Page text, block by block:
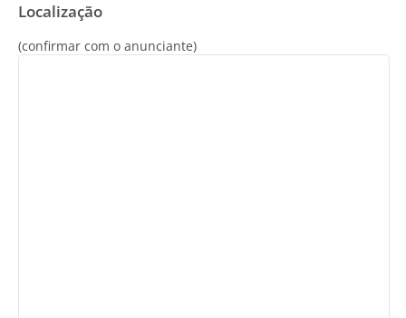
Localização
(confirmar com o anunciante)